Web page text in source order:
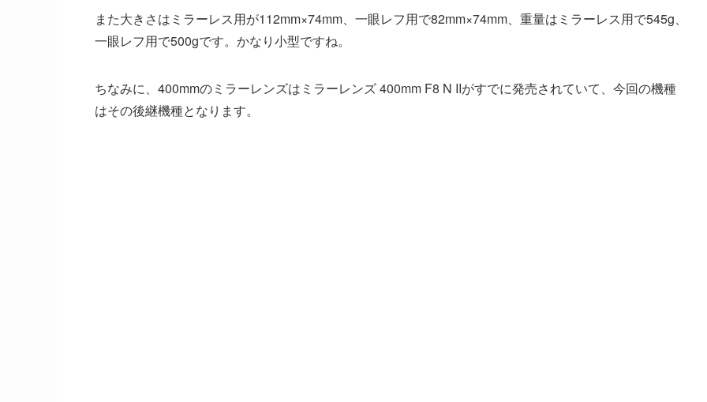
また大きさはミラーレス用が112mm×74mm、一眼レフ用で82mm×74mm、重量はミラーレス用で545g、
一眼レフ用で500gです。かなり小型ですね。
ちなみに、400mmのミラーレンズはミラーレンズ 400mm F8 N IIがすでに発売されていて、今回の機種
はその後継機種となります。